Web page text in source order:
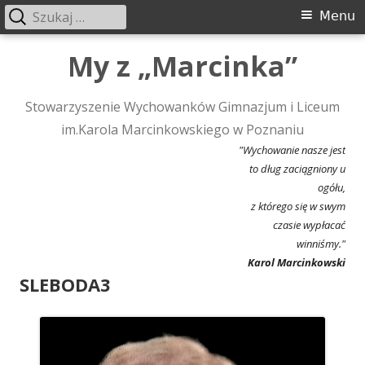
My z „Marcinka”
Stowarzyszenie Wychowanków Gimnazjum i Liceum
im.Karola Marcinkowskiego w Poznaniu
"Wychowanie nasze jest
to dług zaciągniony u
ogółu,
z którego się w swym
czasie wypłacać
winniśmy."
Karol Marcinkowski
Menu
główne
Menu
Szukaj:
SLEBODA3